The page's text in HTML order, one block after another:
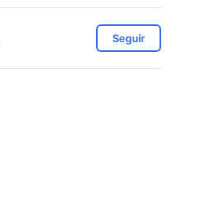
Seguir